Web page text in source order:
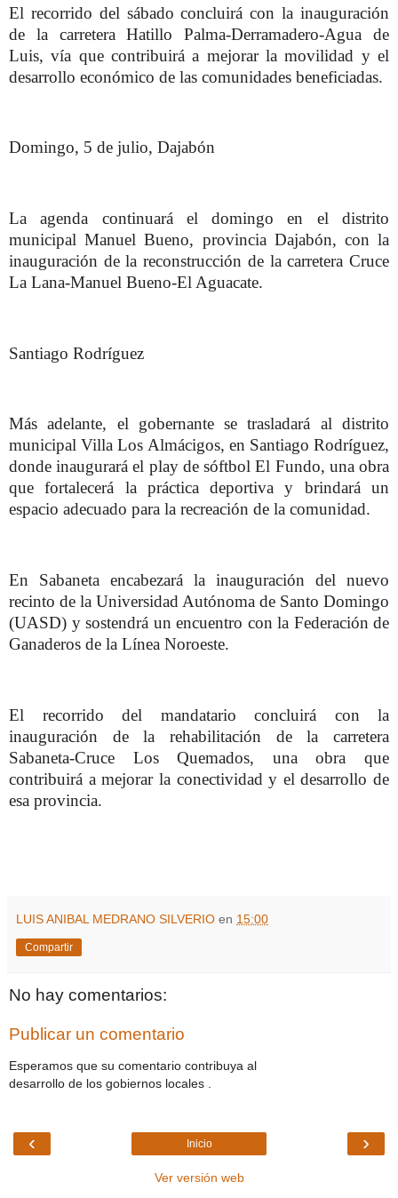
El recorrido del sábado concluirá con la inauguración
de la carretera Hatillo Palma-Derramadero-Agua de
Luis, vía que contribuirá a mejorar la movilidad y el
desarrollo económico de las comunidades beneficiadas.
Domingo, 5 de julio, Dajabón
La agenda continuará el domingo en el distrito
municipal Manuel Bueno, provincia Dajabón, con la
inauguración de la reconstrucción de la carretera Cruce
La Lana-Manuel Bueno-El Aguacate.
Santiago Rodríguez
Más adelante, el gobernante se trasladará al distrito
municipal Villa Los Almácigos, en Santiago Rodríguez,
donde inaugurará el play de sóftbol El Fundo, una obra
que fortalecerá la práctica deportiva y brindará un
espacio adecuado para la recreación de la comunidad.
En Sabaneta encabezará la inauguración del nuevo
recinto de la Universidad Autónoma de Santo Domingo
(UASD) y sostendrá un encuentro con la Federación de
Ganaderos de la Línea Noroeste.
El recorrido del mandatario concluirá con la
inauguración de la rehabilitación de la carretera
Sabaneta-Cruce Los Quemados, una obra que
contribuirá a mejorar la conectividad y el desarrollo de
esa provincia.
LUIS ANIBAL MEDRANO SILVERIO en 15:00
Compartir
No hay comentarios:
Publicar un comentario
Esperamos que su comentario contribuya al
desarrollo de los gobiernos locales .
‹ ›
Inicio
Ver versión web